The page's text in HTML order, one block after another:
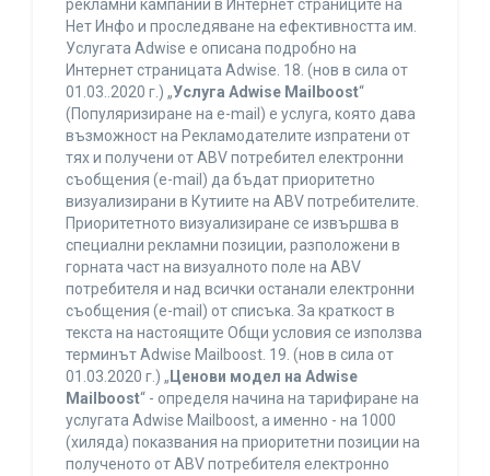
рекламни кампании в Интернет страниците на
Нет Инфо и проследяване на ефективността им.
Услугата Adwise е описана подробно на
Интернет страницата Adwise. 18. (нов в сила от
01.03..2020 г.) „Услуга Adwise Mailboost“
(Популяризиране на e-mail) е услуга, която дава
възможност на Рекламодателите изпратени от
тях и получени от ABV потребител електронни
съобщения (e-mail) да бъдат приоритетно
визуализирани в Кутиите на ABV потребителите.
Приоритетното визуализиране се извършва в
специални рекламни позиции, разположени в
горната част на визуалното поле на ABV
потребителя и над всички останали електронни
съобщения (e-mail) от списъка. За краткост в
текста на настоящите Общи условия се използва
терминът Adwise Mailboost. 19. (нов в сила от
01.03.2020 г.) „ Ценови модел на Adwise
Mailboost“ - определя начина на тарифиране на
услугата Adwise Mailboost, а именно - на 1000
(хиляда) показвания на приоритетни позиции на
полученото от ABV потребителя електронно